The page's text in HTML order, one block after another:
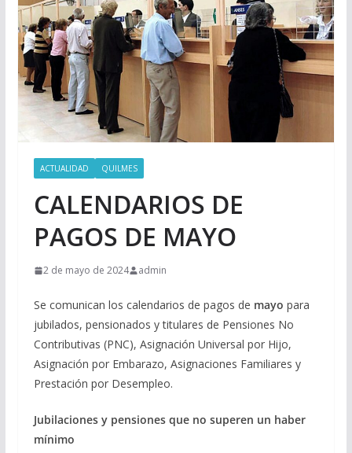
ACTUALIDAD QUILMES
CALENDARIOS DE
PAGOS DE MAYO
2 de mayo de 2024 admin
Se comunican los calendarios de pagos de mayo para
jubilados, pensionados y titulares de Pensiones No
Contributivas (PNC), Asignación Universal por Hijo,
Asignación por Embarazo, Asignaciones Familiares y
Prestación por Desempleo.
Jubilaciones y pensiones que no superen un haber
mínimo